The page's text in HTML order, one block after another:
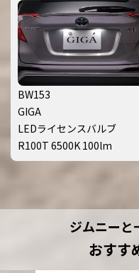
BW153
GIGA
LEDライセンスバルブ
R100T 6500K 100lm
ジムニーと
おすす